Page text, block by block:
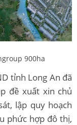
900ha
tỉnh Long An đã
đề xuất xin chủ
lập quy hoạch
phức hợp đô thị,